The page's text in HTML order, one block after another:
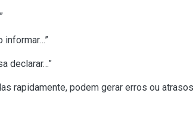
informar…”
declarar…”
rapidamente, podem gerar erros ou atrasos